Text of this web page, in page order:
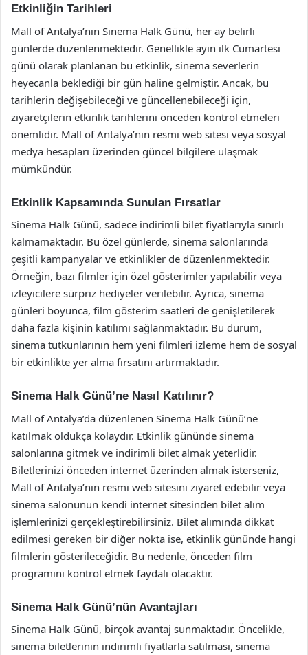
Etkinliğin Tarihleri
Mall of Antalya’nın Sinema Halk Günü, her ay belirli
günlerde düzenlenmektedir. Genellikle ayın ilk Cumartesi
günü olarak planlanan bu etkinlik, sinema severlerin
heyecanla beklediği bir gün haline gelmiştir. Ancak, bu
tarihlerin değişebileceği ve güncellenebileceği için,
ziyaretçilerin etkinlik tarihlerini önceden kontrol etmeleri
önemlidir. Mall of Antalya’nın resmi web sitesi veya sosyal
medya hesapları üzerinden güncel bilgilere ulaşmak
mümkündür.
Etkinlik Kapsamında Sunulan Fırsatlar
Sinema Halk Günü, sadece indirimli bilet fiyatlarıyla sınırlı
kalmamaktadır. Bu özel günlerde, sinema salonlarında
çeşitli kampanyalar ve etkinlikler de düzenlenmektedir.
Örneğin, bazı filmler için özel gösterimler yapılabilir veya
izleyicilere sürpriz hediyeler verilebilir. Ayrıca, sinema
günleri boyunca, film gösterim saatleri de genişletilerek
daha fazla kişinin katılımı sağlanmaktadır. Bu durum,
sinema tutkunlarının hem yeni filmleri izleme hem de sosyal
bir etkinlikte yer alma fırsatını artırmaktadır.
Sinema Halk Günü’ne Nasıl Katılınır?
Mall of Antalya’da düzenlenen Sinema Halk Günü’ne
katılmak oldukça kolaydır. Etkinlik gününde sinema
salonlarına gitmek ve indirimli bilet almak yeterlidir.
Biletlerinizi önceden internet üzerinden almak isterseniz,
Mall of Antalya’nın resmi web sitesini ziyaret edebilir veya
sinema salonunun kendi internet sitesinden bilet alım
işlemlerinizi gerçekleştirebilirsiniz. Bilet alımında dikkat
edilmesi gereken bir diğer nokta ise, etkinlik gününde hangi
filmlerin gösterileceğidir. Bu nedenle, önceden film
programını kontrol etmek faydalı olacaktır.
Sinema Halk Günü’nün Avantajları
Sinema Halk Günü, birçok avantaj sunmaktadır. Öncelikle,
sinema biletlerinin indirimli fiyatlarla satılması, sinema